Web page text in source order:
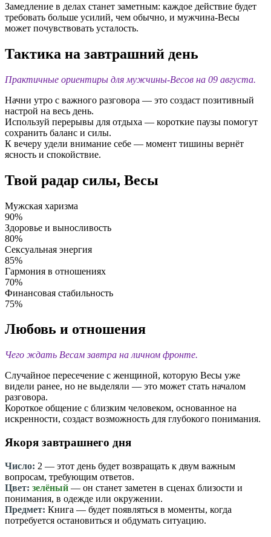
Замедление в делах станет заметным: каждое действие будет
требовать больше усилий, чем обычно, и мужчина-Весы
может почувствовать усталость.
Тактика на завтрашний день
Практичные ориентиры для мужчины-Весов на 09 августа.
Начни утро с важного разговора — это создаст позитивный
настрой на весь день.
Используй перерывы для отдыха — короткие паузы помогут
сохранить баланс и силы.
К вечеру удели внимание себе — момент тишины вернёт
ясность и спокойствие.
Твой радар силы, Весы
Мужская харизма
90%
Здоровье и выносливость
80%
Сексуальная энергия
85%
Гармония в отношениях
70%
Финансовая стабильность
75%
Любовь и отношения
Чего ждать Весам завтра на личном фронте.
Случайное пересечение с женщиной, которую Весы уже
видели ранее, но не выделяли — это может стать началом
разговора.
Короткое общение с близким человеком, основанное на
искренности, создаст возможность для глубокого понимания.
Якоря завтрашнего дня
Число: 2 — этот день будет возвращать к двум важным
вопросам, требующим ответов.
Цвет: зелёный — он станет заметен в сценах близости и
понимания, в одежде или окружении.
Предмет: Книга — будет появляться в моменты, когда
потребуется остановиться и обдумать ситуацию.